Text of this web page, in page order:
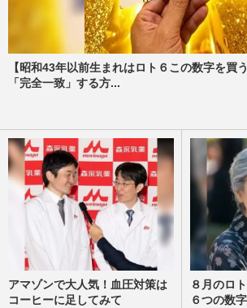
【昭和43年以前生まれはロト６この数字を買
「完全一致」する方...
アマゾンで大人気！血圧対策は
コーヒーに足してみて
８月のロ
６つの数